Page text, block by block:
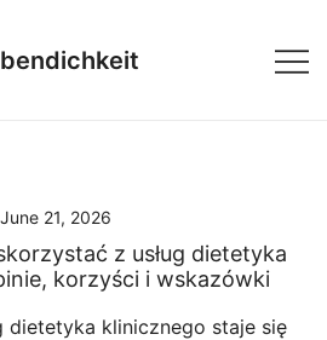
June 21, 2026
z usług dietetyka
korzyści i wskazówki
dietetyka klinicznego staje się